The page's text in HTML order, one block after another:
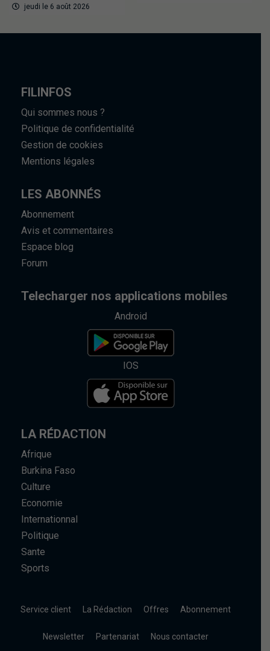
jeudi le 6 août 2026
FILINFOS
Qui sommes nous ?
Politique de confidentialité
Gestion de cookies
Mentions légales
LES ABONNÉS
Abonnement
Avis et commentaires
Espace blog
Forum
Telecharger nos applications mobiles
Android
IOS
LA RÉDACTION
Afrique
Burkina Faso
Culture
Economie
Internationnal
Politique
Sante
Sports
Service client La Rédaction Offres Abonnement
Newsletter Partenariat Nous contacter